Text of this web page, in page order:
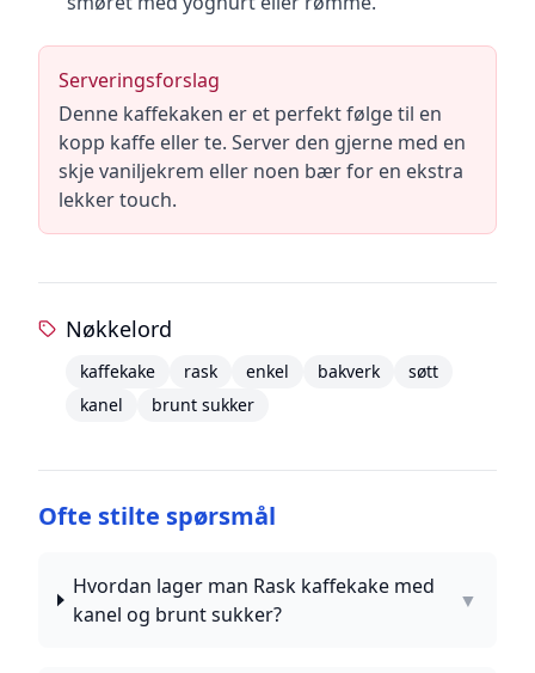
Serveringsforslag
Denne kaffekaken er et perfekt følge til en
kopp kaffe eller te. Server den gjerne med en
skje vaniljekrem eller noen bær for en ekstra
lekker touch.
Nøkkelord
kaffekake rask enkel bakverk
søtt
kanel
brunt sukker
Ofte stilte spørsmål
Hvordan lager man Rask kaffekake med
kanel og brunt sukker?
▼